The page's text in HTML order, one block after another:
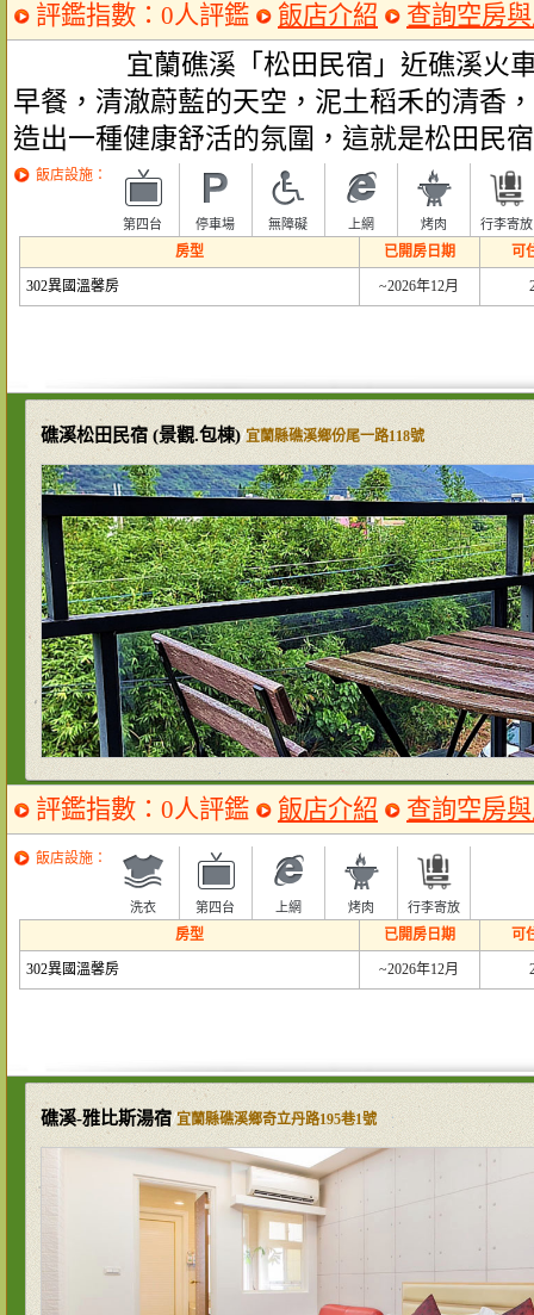
評鑑指數：0人評鑑 飯店介紹 查詢空房
宜蘭礁溪「松田民宿」近礁溪火車
早餐，清澈蔚藍的天空，泥土稻禾的清香
造出一種健康舒活的氛圍，這就是松田民
飯店設施：
第四台 停車場 無障礙 上網 烤肉 行李寄放
房型 已開房日期 可
302異國溫馨房 ~2026年12月
礁溪松田民宿 (景觀.包棟)/宜蘭縣礁溪鄉份尾一路118號
評鑑指數：0人評鑑 飯店介紹 查詢空房
飯店設施：
洗衣 第四台 上網 烤肉 行李寄放
房型 已開房日期 可
302異國溫馨房 ~2026年12月
礁溪-雅比斯湯宿/宜蘭縣礁溪鄉奇立丹路195巷1號